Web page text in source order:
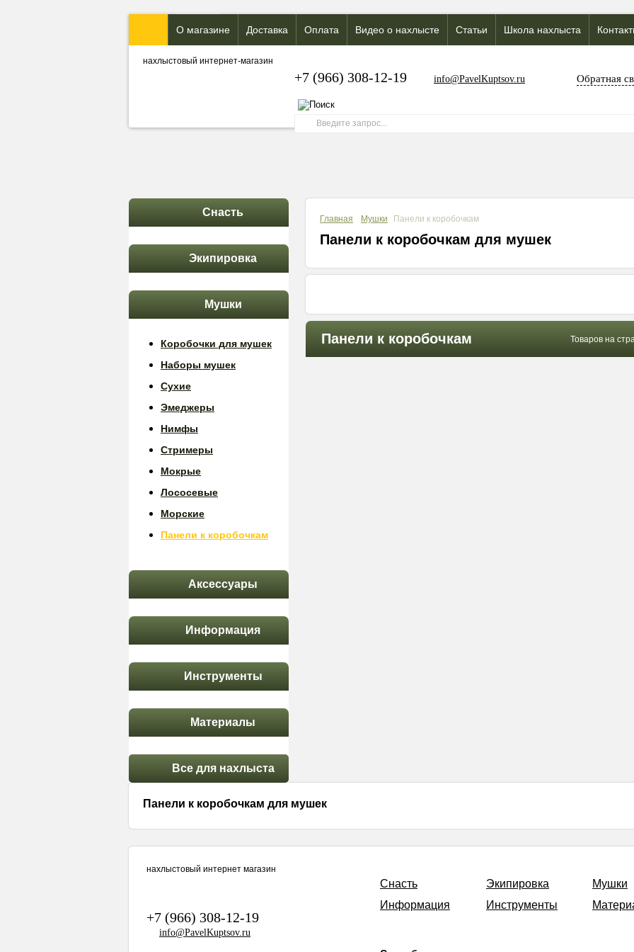
О магазине Доставка Оплата Видео о нахлысте Статьи Школа нахлыста
нахлыстовый интернет-магазин
+7 (966) 308-12-19 info@PavelKuptsov.ru Обратная
Снасть
Экипировка
Мушки
Коробочки для мушек
Наборы мушек
Сухие
Эмеджеры
Нимфы
Стримеры
Мокрые
Лососевые
Морские
Панели к коробочкам
Аксессуары
Информация
Инструменты
Материалы
Все для нахлыста
Главная Мушки Панели к коробочкам
Панели к коробочкам для мушек
Панели к коробочкам Товаров на
Панели к коробочкам для мушек
нахлыстовый интернет магазин
+7 (966) 308-12-19
info@PavelKuptsov.ru
Снасть Экипировка Мушки
Информация
Инструменты